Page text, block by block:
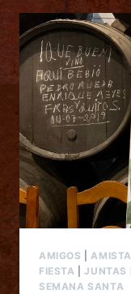
AMIGOS |
FIESTA |JUNTAS
SEMANA SANTA